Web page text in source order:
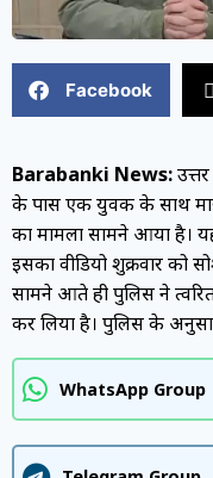
Facebook
Barabanki News:
के पास एक युवक के साथ
का मामला सामने आया है।
इसका वीडियो शुक्रवार को
सामने आते ही पुलिस ने
कर लिया है। पुलिस के
WhatsApp Group